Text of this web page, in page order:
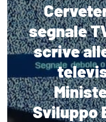
segnale
scrive
Sviluppo